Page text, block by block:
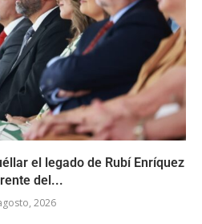
el legado de Rubí Enríquez
del...
2026